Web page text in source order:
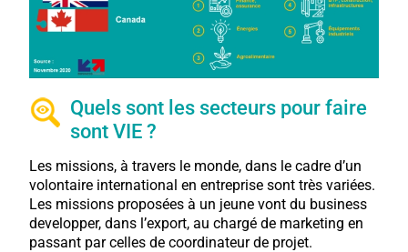
Quels sont les secteurs pour faire
sont VIE ?
Les missions, à travers le monde, dans le cadre d’un
volontaire international en entreprise sont très variées.
Les missions proposées à un jeune vont du business
developper, dans l’export, au chargé de marketing en
passant par celles de coordinateur de projet.